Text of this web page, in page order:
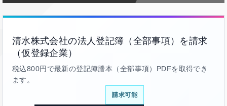
清水株式会社の法人登記簿（全部事項）を請求
（仮登録企業）
税込800円で最新の登記簿謄本（全部事項）PDFを取得でき
ます。
請求可能